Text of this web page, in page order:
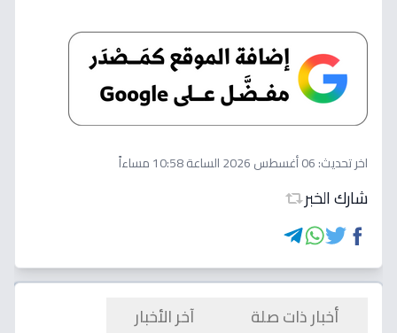
اخر تحديث:06 أغسطس 2026 الساعة 10:58 مساءاً
شارك الخبر
أخبار ذات صلة آخر الأخبار